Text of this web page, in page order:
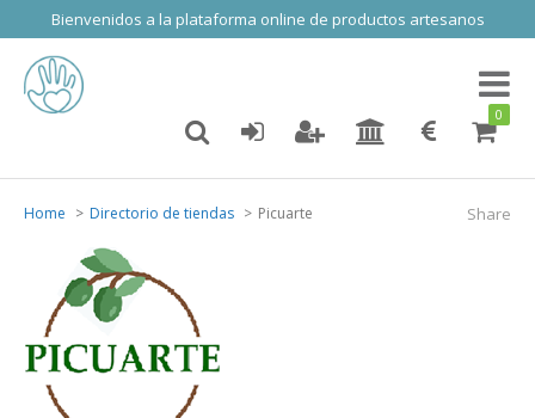
Bienvenidos a la plataforma online de productos artesanos
Toggle
0
Share
Home Directorio de tiendas Picuarte